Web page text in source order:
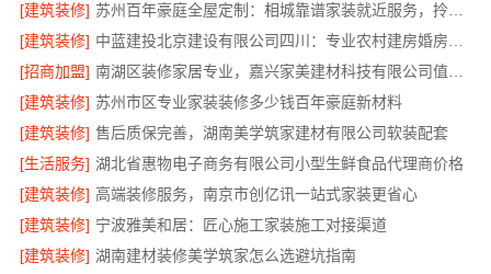
[建筑装修]
[建筑装修]
[招商加盟]
[建筑装修] 苏州市区专业家装装修多少钱百年豪庭新材料
[建筑装修] 售后质保完善，湖南美学筑家建材有限公司软装配套
[生活服务] 湖北省惠物电子商务有限公司小型生鲜食品代理商价格
[建筑装修] 高端装修服务，南京市创亿讯一站式家装更省心
[建筑装修] 宁波雅美和居：匠心施工家装施工对接渠道
[建筑装修] 湖南建材装修美学筑家怎么选避坑指南